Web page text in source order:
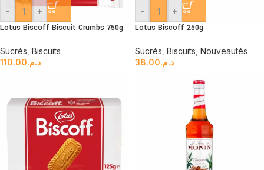
- +
Lotus Biscoff Biscuit Crumbs 750g
Sucrés Biscuits
د.م.110.00
- +
Lotus Biscoff 250g
Sucrés Biscuits Nouveautés
د.م.38.00